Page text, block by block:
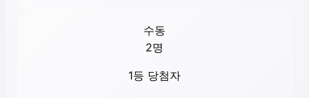
수동
2명
1등 당첨자